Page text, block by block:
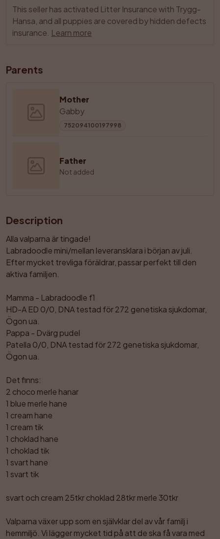
This seller has activated Litter Insurance with Trygg-
Hansa, and all puppies are covered by hidden defects
insurance. Learn more
Parents
Mother
Gabby
752094100197998
Father
Not added
Description
Alla valparna är tingade!
Labradoodle mini/mellan leveransklara i början av juli.
Efter mycket trevliga föräldrar, passar perfekt till den
aktiva familjen.
Mamma - Labradoodle f1
HD-A ED 0/0, DNA testad för 272 genetiska sjukdomar,
Ögon ua.
Pappa - Dvärg pudel
Patella 0/0, DNA testad för 272 genetiska sjukdomar,
Ögon ua.
Det finns:
2 choco merle hanar
1 blue merle hane
1 cream hane
1 cream tik
1 choklad hane
1 choklad tik
1 svart hane
1 svart tik
svart och cream 25tkr choklad 28tkr merle 30tkr
Valparna växer upp som en självklar del av vår familj i
hemmiljö. Vi lägger mycket tid på att de ska få vara med